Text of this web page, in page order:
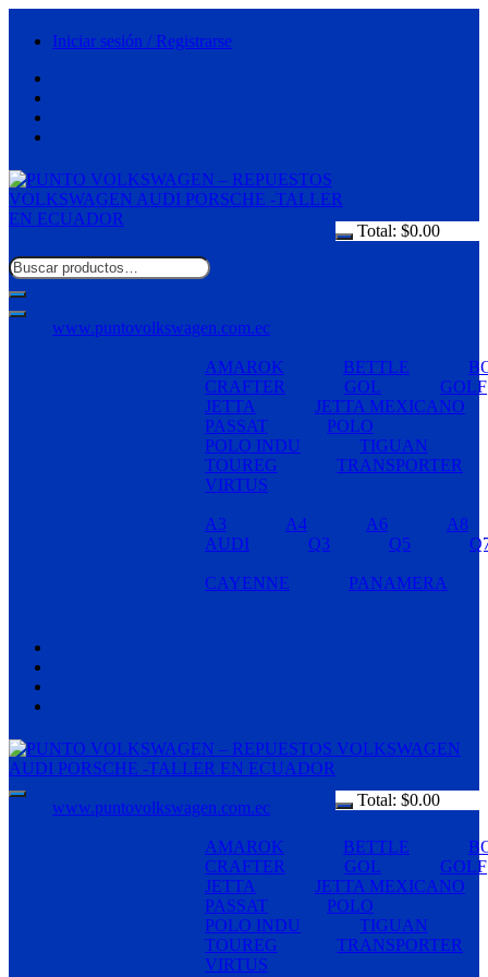
Iniciar sesión / Registrarse
Total: $0.00
www.puntovolkswagen.com.ec
AMAROK BETTLE
CRAFTER
GOL
GOLF
JETTA
JETTA MEXICANO
PASSAT
POLO
POLO INDU
TIGUAN
TOUREG
TRANSPORTER
VIRTUS
A3 A4 A6
A8
AUDI
Q3 Q5
CAYENNE PANAMERA
Total: $0.00
www.puntovolkswagen.com.ec
AMAROK BETTLE
CRAFTER
GOL
GOLF
JETTA
JETTA MEXICANO
PASSAT
POLO
POLO INDU
TIGUAN
TOUREG
TRANSPORTER
VIRTUS